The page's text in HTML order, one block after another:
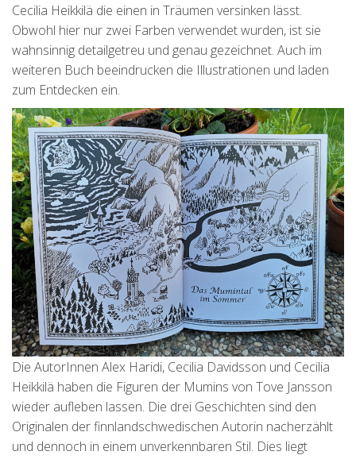
Cecilia Heikkilä die einen in Träumen versinken lässt.
Obwohl hier nur zwei Farben verwendet wurden, ist sie
wahnsinnig detailgetreu und genau gezeichnet. Auch im
weiteren Buch beeindrucken die Illustrationen und laden
zum Entdecken ein.
Die AutorInnen Alex Haridi, Cecilia Davidsson und Cecilia
Heikkilä haben die Figuren der Mumins von Tove Jansson
wieder aufleben lassen. Die drei Geschichten sind den
Originalen der finnlandschwedischen Autorin nacherzählt
und dennoch in einem unverkennbaren Stil. Dies liegt